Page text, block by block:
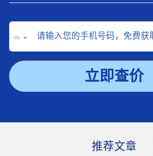
+86
立即查价
推荐文章